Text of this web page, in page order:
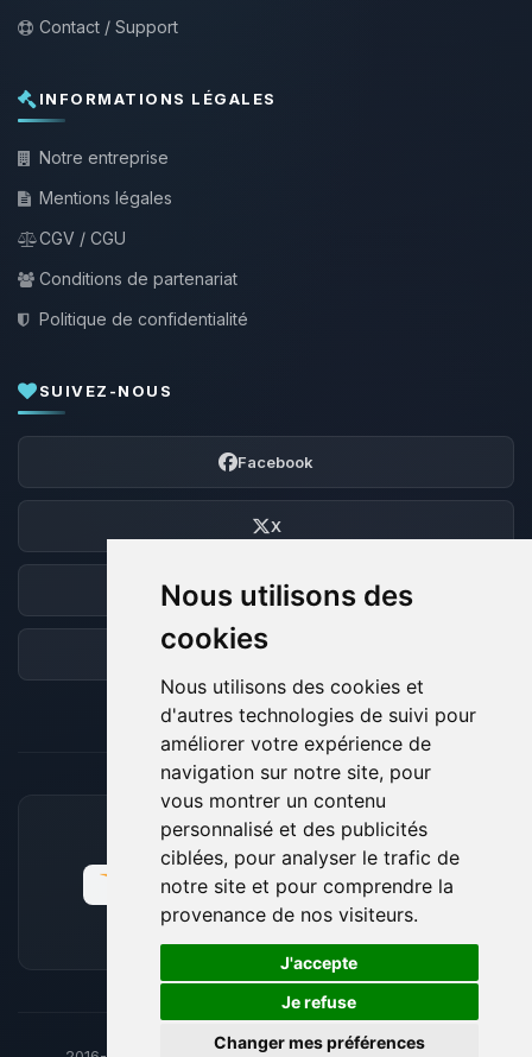
Nous utilisons des
cookies
Nous utilisons des cookies et
d'autres technologies de suivi pour
améliorer votre expérience de
navigation sur notre site, pour
vous montrer un contenu
personnalisé et des publicités
ciblées, pour analyser le trafic de
notre site et pour comprendre la
provenance de nos visiteurs.
J'accepte
Je refuse
Changer mes préférences
Contact / Support
INFORMATIONS LÉGALES
Notre entreprise
Mentions légales
CGV / CGU
Conditions de partenariat
Politique de confidentialité
SUIVEZ-NOUS
Facebook
X
Discord
Forum
MOYENS DE PAIEMENT ACCEPTÉS
🍪